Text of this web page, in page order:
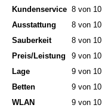
Kundenservice 8 von 10
Ausstattung
8 von 10
Sauberkeit
8 von 10
Preis/Leistung
9 von 10
Lage
9 von 10
Betten
9 von 10
WLAN
9 von 10